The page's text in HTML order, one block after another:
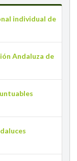
individual de
Andaluza de